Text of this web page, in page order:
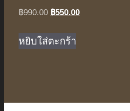
฿990.00 Original
was:
฿990.00.
฿550.00Current
หยิบใส่ตะกร้า